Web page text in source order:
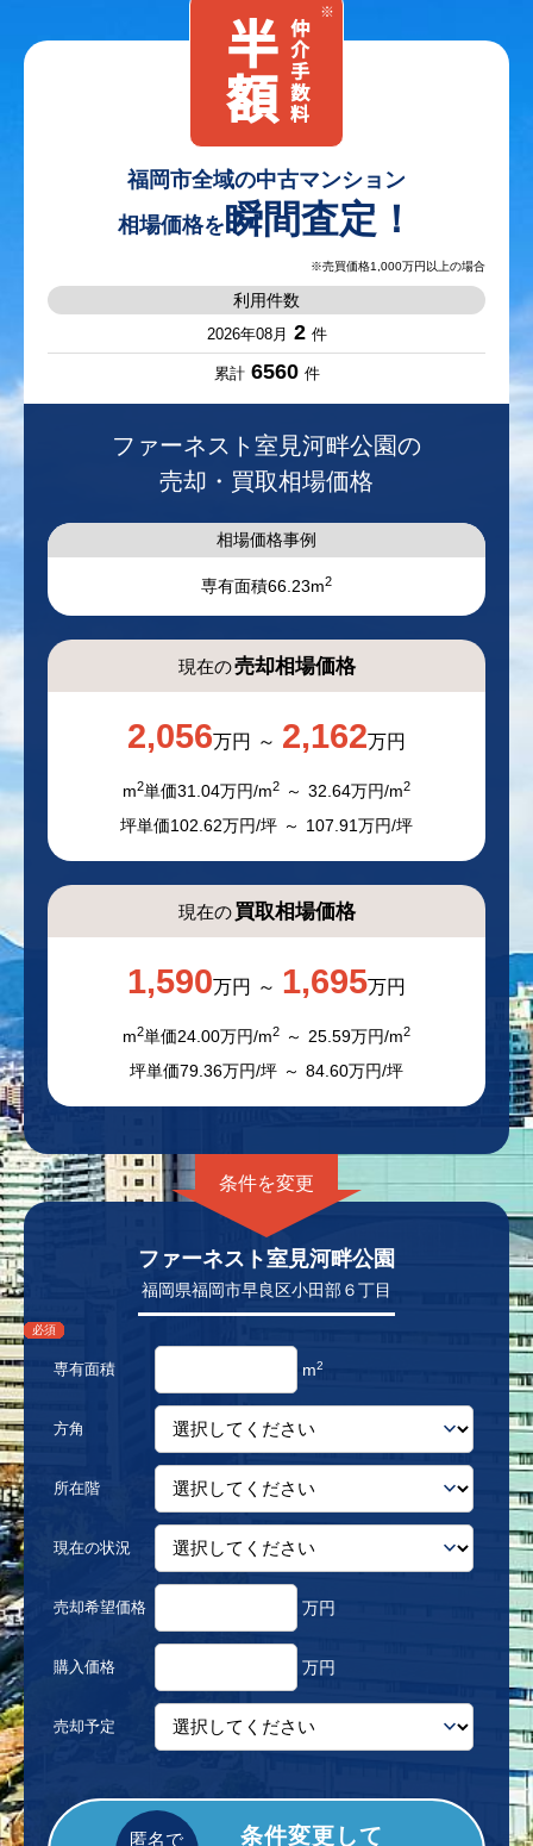
福岡市全域の中古マンション
相場価格を瞬間査定！
利用件数
2026年08月 2 件
累計 6560 件
ファーネスト室見河畔公園の
売却・買取相場価格
相場価格事例
専有面積66.23m2
現在の売却相場価格
2,056万円 2,162万円
m2単価31.04万円/m2 32.64万円/m2
坪単価102.62万円/坪 107.91万円/坪
現在の 買取相場価格
1,590万円 1,695万円
m2単価24.00万円/m2 25.59万円/m2
坪単価79.36万円/坪 84.60万円/坪
ファーネスト室見河畔公園
福岡県福岡市早良区小田部６丁目
専有面積
必須
m2
方角
必須
所在階
必須
現在の状況
必須
売却希望価格
必須
万円
購入価格
必須
万円
売却予定
必須
条件変更して